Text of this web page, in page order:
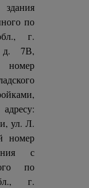
по
г.
д. 7В,
ул. Л.
номер
с
по
г.